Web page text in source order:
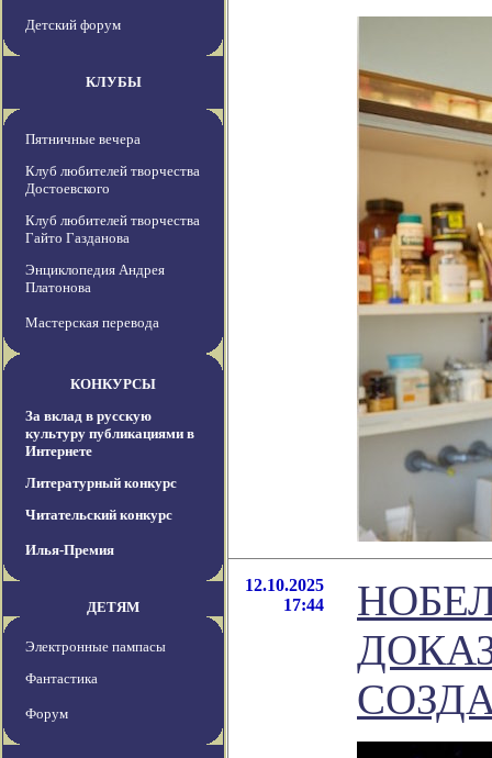
Детский форум
КЛУБЫ
Пятничные вечера
Клуб любителей творчества
Достоевского
Клуб любителей творчества
Гайто Газданова
Энциклопедия Андрея
Платонова
Мастерская перевода
КОНКУРСЫ
За вклад в русскую
культуру публикациями в
Интернете
Литературный конкурс
Читательский конкурс
Илья-Премия
ДЕТЯМ
Электронные пампасы
Фантастика
Форум
12.10.2025
17:44